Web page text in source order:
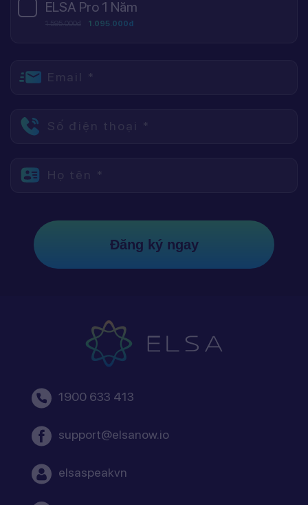
ELSA Pro 1 Năm
1.595.000đ 1.095.000đ
Email *
Số điện thoại *
Họ tên *
Đăng ký ngay
1900 633 413
support@elsanow.io
elsaspeakvn